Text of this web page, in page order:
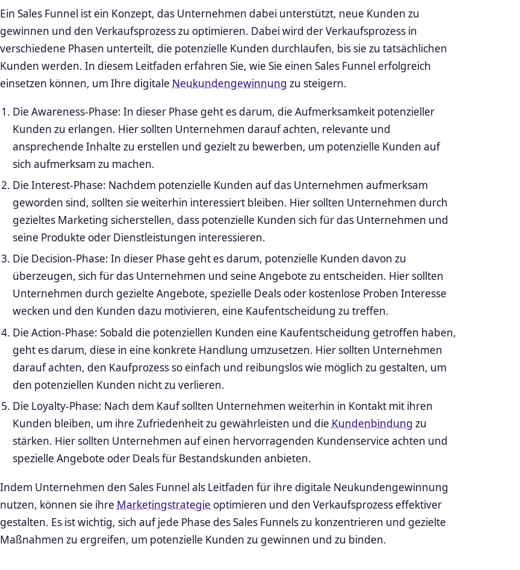
Ein Sales Funnel ist ein Konzept, das Unternehmen dabei unterstützt, neue Kunden zu
gewinnen und den Verkaufsprozess zu optimieren. Dabei wird der Verkaufsprozess in
verschiedene Phasen unterteilt, die potenzielle Kunden durchlaufen, bis sie zu tatsächlichen
Kunden werden. In diesem Leitfaden erfahren Sie, wie Sie einen Sales Funnel erfolgreich
einsetzen können, um Ihre digitale Neukundengewinnung zu steigern.
Die Awareness-Phase: In dieser Phase geht es darum, die Aufmerksamkeit potenzieller
Kunden zu erlangen. Hier sollten Unternehmen darauf achten, relevante und
ansprechende Inhalte zu erstellen und gezielt zu bewerben, um potenzielle Kunden auf
sich aufmerksam zu machen.
Die Interest-Phase: Nachdem potenzielle Kunden auf das Unternehmen aufmerksam
geworden sind, sollten sie weiterhin interessiert bleiben. Hier sollten Unternehmen durch
gezieltes Marketing sicherstellen, dass potenzielle Kunden sich für das Unternehmen und
seine Produkte oder Dienstleistungen interessieren.
Die Decision-Phase: In dieser Phase geht es darum, potenzielle Kunden davon zu
überzeugen, sich für das Unternehmen und seine Angebote zu entscheiden. Hier sollten
Unternehmen durch gezielte Angebote, spezielle Deals oder kostenlose Proben Interesse
wecken und den Kunden dazu motivieren, eine Kaufentscheidung zu treffen.
Die Action-Phase: Sobald die potenziellen Kunden eine Kaufentscheidung getroffen haben,
geht es darum, diese in eine konkrete Handlung umzusetzen. Hier sollten Unternehmen
darauf achten, den Kaufprozess so einfach und reibungslos wie möglich zu gestalten, um
den potenziellen Kunden nicht zu verlieren.
Die Loyalty-Phase: Nach dem Kauf sollten Unternehmen weiterhin in Kontakt mit ihren
Kunden bleiben, um ihre Zufriedenheit zu gewährleisten und die Kundenbindung zu
stärken. Hier sollten Unternehmen auf einen hervorragenden Kundenservice achten und
spezielle Angebote oder Deals für Bestandskunden anbieten.
Indem Unternehmen den Sales Funnel als Leitfaden für ihre digitale Neukundengewinnung
nutzen, können sie ihre Marketingstrategie optimieren und den Verkaufsprozess effektiver
gestalten. Es ist wichtig, sich auf jede Phase des Sales Funnels zu konzentrieren und gezielte
Maßnahmen zu ergreifen, um potenzielle Kunden zu gewinnen und zu binden.